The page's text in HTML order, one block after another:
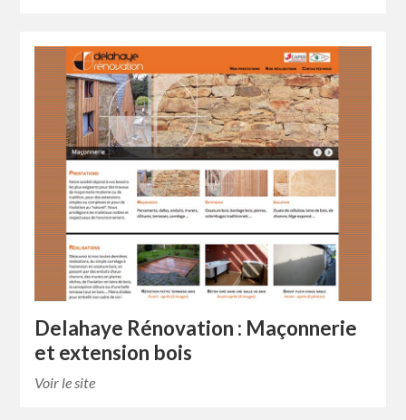
Delahaye Rénovation : Maçonnerie
et extension bois
Voir le site